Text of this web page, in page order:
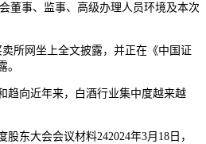
事、监事、高级办理人员环境及本次
所网坐上全文披露，并正在《中国证
。
向近年来，白酒行业集中度越来越
大会会议材料242024年3月18日，